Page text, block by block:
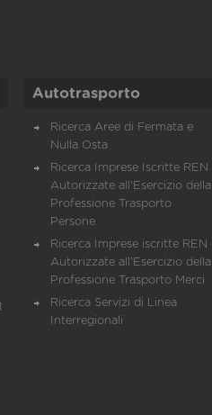
Autotrasporto
Ricerca Aree di Fermata e
Nulla Osta
Ricerca Imprese Iscritte REN
Autorizzate all'Esercizio della
Professione Trasporto
Persone
Ricerca Imprese iscritte REN
Autorizzate all'Esercizio della
Professione Trasporto Merci
Ricerca Servizi di Linea
Interregionali